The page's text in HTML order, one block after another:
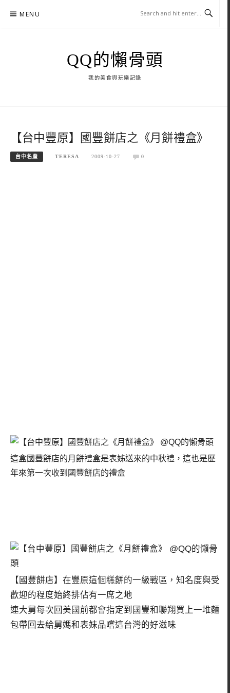
MENU
QQ的懶骨頭
我的美食與玩樂記錄
【台中豐原】國豐餅店之《月餅禮盒》
台中名產 TERESA 2009-10-27 0
這盒國豐餅店的月餅禮盒是表姊送來的中秋禮，這也是歷
年來第一次收到國豐餅店的禮盒
【國豐餅店】在豐原這個糕餅的一級戰區，知名度與受
歡迎的程度始終排佔有一席之地
連大舅每次回美國前都會指定到國豐和聯翔買上一堆麵
包帶回去給舅媽和表妹品嚐這台灣的好滋味